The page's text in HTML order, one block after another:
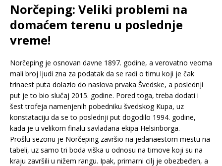
Norčeping: Veliki problemi na
domaćem terenu u poslednje
vreme!
Norčeping je osnovan davne 1897. godine, a verovatno veoma
mali broj ljudi zna za podatak da se radi o timu koji je čak
trinaest puta dolazio do naslova prvaka Švedske, a poslednji
put je to bio slučaj 2015. godine. Pored toga, treba dodati i
šest trofeja namenjenih pobedniku švedskog Kupa, uz
konstataciju da se to poslednji put dogodilo 1994. godine,
kada je u velikom finalu savladana ekipa Helsinborga.
Prošlu sezonu je Norčeping završio na jedanaestom mestu na
tabeli, uz samo tri boda viška u odnosu na timove koji su na
kraju završili u nižem rangu. Ipak, primarni cilj je obezbeđen, a